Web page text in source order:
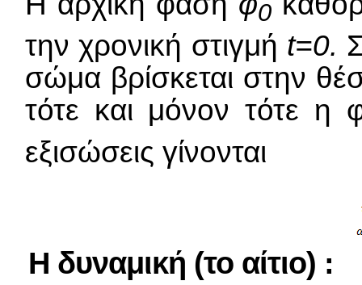
0
την χρονική στιγμή t=0.
σώμα βρίσκεται στην
τότε και μόνον τότε
εξισώσεις γίνονται
Η δυναμική (το αίτιο) :